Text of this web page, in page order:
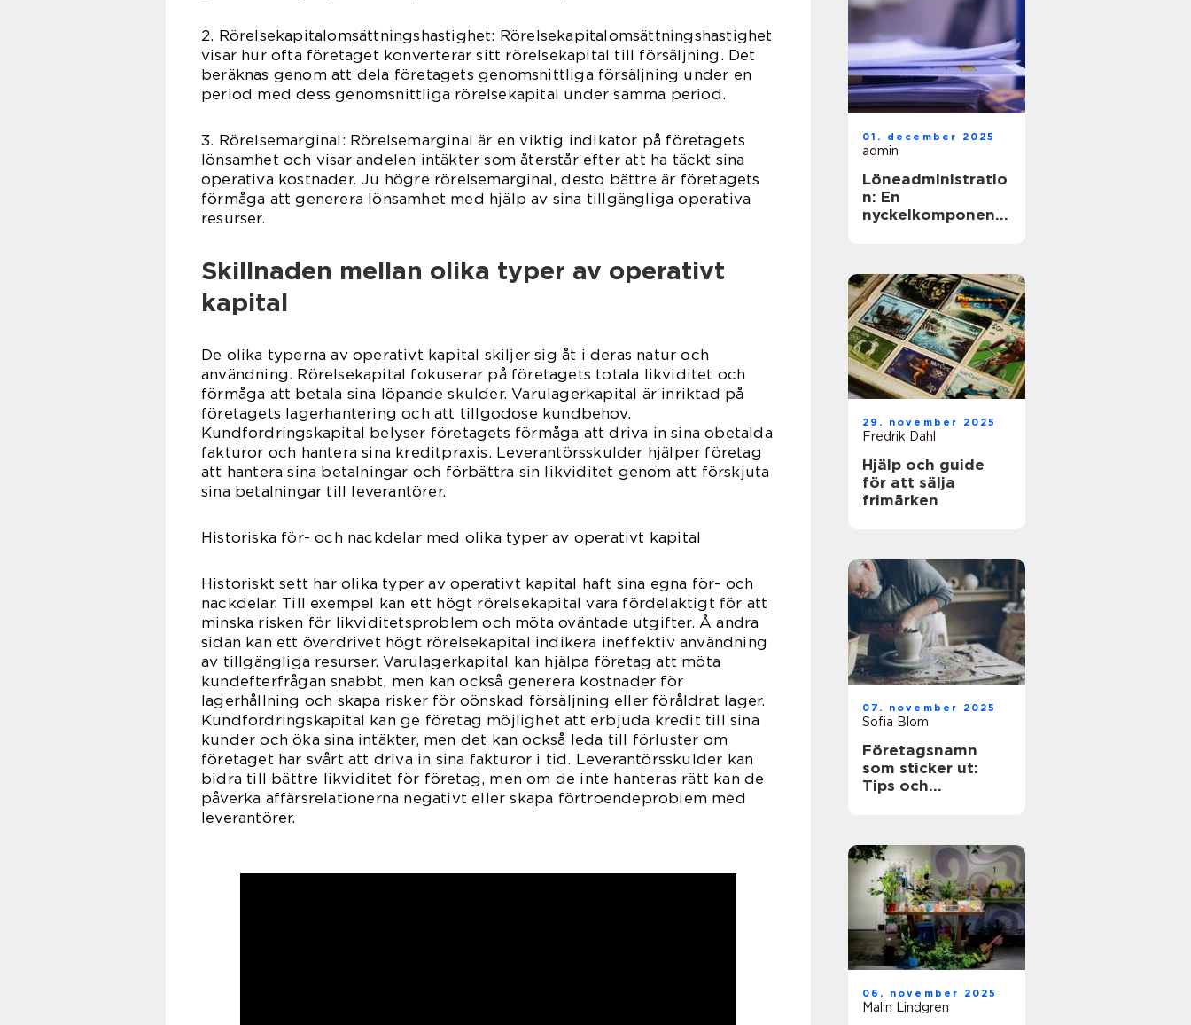
2. Rörelsekapitalomsättningshastighet: Rörelsekapitalomsättningshastighet
visar hur ofta företaget konverterar sitt rörelsekapital till försäljning. Det
beräknas genom att dela företagets genomsnittliga försäljning under en
period med dess genomsnittliga rörelsekapital under samma period.
3. Rörelsemarginal: Rörelsemarginal är en viktig indikator på företagets
lönsamhet och visar andelen intäkter som återstår efter att ha täckt sina
operativa kostnader. Ju högre rörelsemarginal, desto bättre är företagets
förmåga att generera lönsamhet med hjälp av sina tillgängliga operativa
resurser.
Skillnaden mellan olika typer av operativt
kapital
De olika typerna av operativt kapital skiljer sig åt i deras natur och
användning. Rörelsekapital fokuserar på företagets totala likviditet och
förmåga att betala sina löpande skulder. Varulagerkapital är inriktad på
företagets lagerhantering och att tillgodose kundbehov.
Kundfordringskapital belyser företagets förmåga att driva in sina obetalda
fakturor och hantera sina kreditpraxis. Leverantörsskulder hjälper företag
att hantera sina betalningar och förbättra sin likviditet genom att förskjuta
sina betalningar till leverantörer.
Historiska för- och nackdelar med olika typer av operativt kapital
Historiskt sett har olika typer av operativt kapital haft sina egna för- och
nackdelar. Till exempel kan ett högt rörelsekapital vara fördelaktigt för att
minska risken för likviditetsproblem och möta oväntade utgifter. Å andra
sidan kan ett överdrivet högt rörelsekapital indikera ineffektiv användning
av tillgängliga resurser. Varulagerkapital kan hjälpa företag att möta
kundefterfrågan snabbt, men kan också generera kostnader för
lagerhållning och skapa risker för oönskad försäljning eller föråldrat lager.
Kundfordringskapital kan ge företag möjlighet att erbjuda kredit till sina
kunder och öka sina intäkter, men det kan också leda till förluster om
företaget har svårt att driva in sina fakturor i tid. Leverantörsskulder kan
bidra till bättre likviditet för företag, men om de inte hanteras rätt kan de
påverka affärsrelationerna negativt eller skapa förtroendeproblem med
leverantörer.
01. december 2025
admin
Löneadministratio
n: En
nyckelkomponent
29. november 2025
Fredrik Dahl
Hjälp och guide
för att sälja
frimärken
07. november 2025
Sofia Blom
Företagsnamn
som sticker ut:
Tips och
06. november 2025
Malin Lindgren